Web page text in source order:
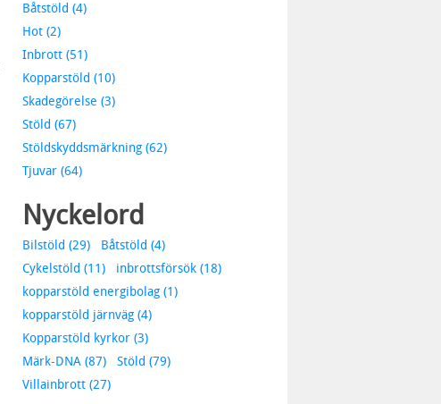
Båtstöld (4)
Hot (2)
Inbrott (51)
Kopparstöld (10)
Skadegörelse (3)
Stöld (67)
Stöldskyddsmärkning (62)
Tjuvar (64)
Nyckelord
Bilstöld (29)
Båtstöld (4)
Cykelstöld (11)
inbrottsförsök (18)
kopparstöld energibolag (1)
kopparstöld järnväg (4)
Kopparstöld kyrkor (3)
Märk-DNA (87)
Stöld (79)
Villainbrott (27)